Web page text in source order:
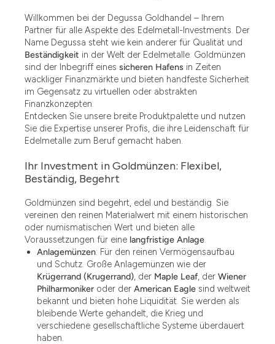
Willkommen bei der Degussa Goldhandel – Ihrem
Partner für alle Aspekte des Edelmetall-Investments. Der
Name Degussa steht wie kein anderer für Qualität und
Beständigkeit in der Welt der Edelmetalle. Goldmünzen
sind der Inbegriff eines sicheren Hafens in Zeiten
wackliger Finanzmärkte und bieten handfeste Sicherheit
im Gegensatz zu virtuellen oder abstrakten
Finanzkonzepten.
Entdecken Sie unsere breite Produktpalette und nutzen
Sie die Expertise unserer Profis, die ihre Leidenschaft für
Edelmetalle zum Beruf gemacht haben.
Ihr Investment in Goldmünzen: Flexibel,
Beständig, Begehrt
Goldmünzen sind begehrt, edel und beständig. Sie
vereinen den reinen Materialwert mit einem historischen
oder numismatischen Wert und bieten alle
Voraussetzungen für eine langfristige Anlage.
Anlagemünzen: Für den reinen Vermögensaufbau
und Schutz. Große Anlagemünzen wie der
Krügerrand (Krugerrand), der Maple Leaf, der Wiener
Philharmoniker oder der American Eagle sind weltweit
bekannt und bieten hohe Liquidität. Sie werden als
bleibende Werte gehandelt, die Krieg und
verschiedene gesellschaftliche Systeme überdauert
haben.